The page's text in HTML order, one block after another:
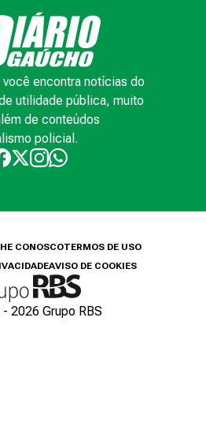
você encontra notícias do
utilidade pública, muito
de conteúdos
policial.
CONOSCOTERMOS DE USO
AVISO DE COOKIES
- 2026 Grupo RBS